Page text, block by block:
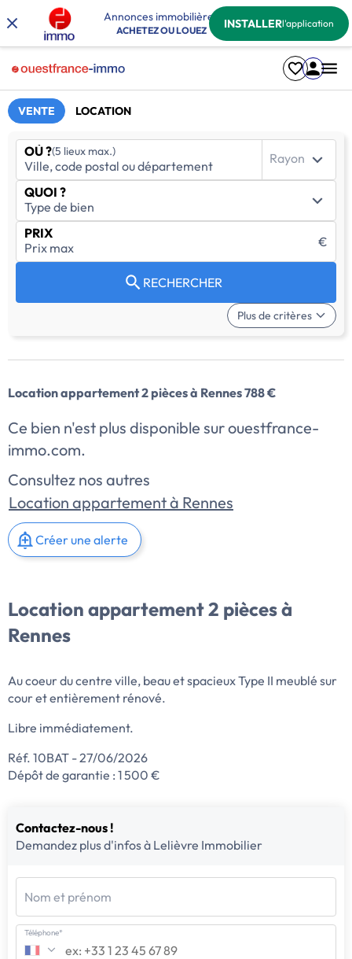
Annonces immobilières
ACHETEZ OU LOUEZ INSTALLERl'application
VENTE LOCATION
OÙ ?(5 lieux max.) Rayon
QUOI ?
PRIX
€
RECHERCHER
Plus de critères
Location appartement 2 pièces à Rennes 788 €
Ce bien n'est plus disponible sur ouestfrance-
immo.com.
Consultez nos autres
Location appartement à Rennes
Créer une alerte
Location appartement 2 pièces à
Rennes
Au coeur du centre ville, beau et spacieux Type II meublé sur
cour et entièrement rénové.
Libre immédiatement.
Réf. 10BAT - 27/06/2026
Dépôt de garantie : 1 500 €
Contactez-nous !
Demandez plus d'infos à Lelièvre Immobilier
Nom et prénom
Téléphone*